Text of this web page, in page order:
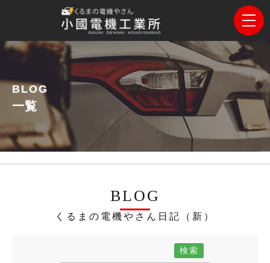
BLOG
一覧
BLOG
くるまの電機やさん日記（新）
検索